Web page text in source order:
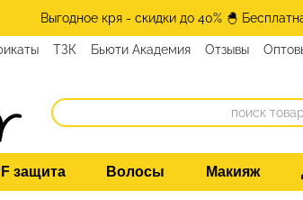
Выгодное кря - скидки до 40% 🐣
ТЗК Бьюти Академия Отзывы
защита Волосы Макияж